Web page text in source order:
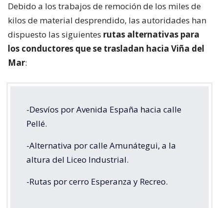
Debido a los trabajos de remoción de los miles de
kilos de material desprendido, las autoridades han
dispuesto las siguientes rutas alternativas para
los conductores que se trasladan hacia Viña del
Mar:
-Desvíos por Avenida España hacia calle
Pellé.
-Alternativa por calle Amunátegui, a la
altura del Liceo Industrial.
-Rutas por cerro Esperanza y Recreo.